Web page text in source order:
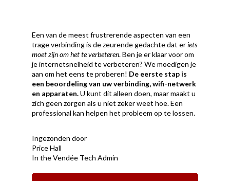
Een van de meest frustrerende aspecten van een
trage verbinding is de zeurende gedachte dat eriets
moet zijn om het te verbeteren. Ben je er klaar voor om
je internetsnelheid te verbeteren? We moedigen je
aan om het eens te proberen! De eerste stap is
een beoordeling van uw verbinding, wifi-netwerk
en apparaten.U kunt dit alleen doen, maar maakt u
zich geen zorgen als u niet zeker weet hoe. Een
professional kan helpen het probleem op te lossen.
Ingezonden door
Price Hall
In the Vendée Tech Admin